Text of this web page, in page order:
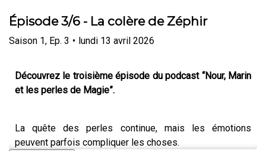
Épisode 3/6 - La colère de Zéphir
Saison 1, Ep. 3 • lundi 13 avril 2026
Découvrez le troisième épisode du podcast “Nour, Marin
et les perles de Magie”.
La quête des perles continue, mais les émotions
peuvent parfois compliquer les choses.